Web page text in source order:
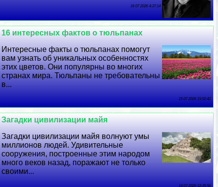
16 07 2026 4:37:14
16 интересных фактов о тюльпанах
Интересные факты о тюльпанах помогут
вам узнать об уникальных особенностях
этих цветов. Они популярны во многих
странах мира. Тюльпаны не требовательны
в...
15 07 2026 15:52:42
Загадки цивилизации майя
Загадки цивилизации майя волнуют умы
миллионов людей. Удивительные
сооружения, построенные этим народом
много веков назад, поражают не только
своими...
14 07 2026 12:35:56